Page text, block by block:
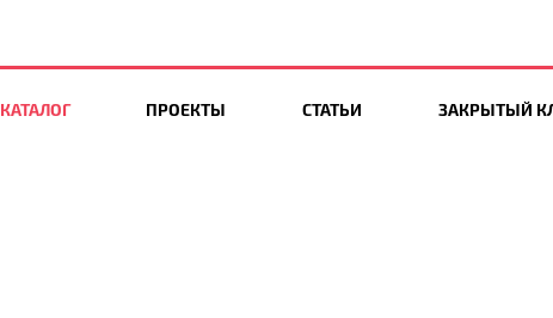
КАТАЛОГ ПРОЕКТЫ СТАТЬИ ЗАКРЫТЫЙ